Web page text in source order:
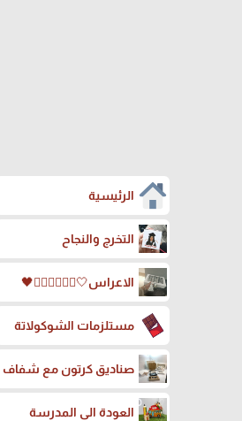
الرئيسية
التخرج والنجاح
الاعراس🤍🤵🏻‍♀️👰🏻‍♀️🖤
مستلزمات الشوكولاتة
صناديق كرتون مع شفاف
العودة الى المدرسة